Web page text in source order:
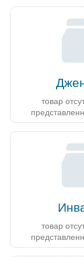
товар
товар